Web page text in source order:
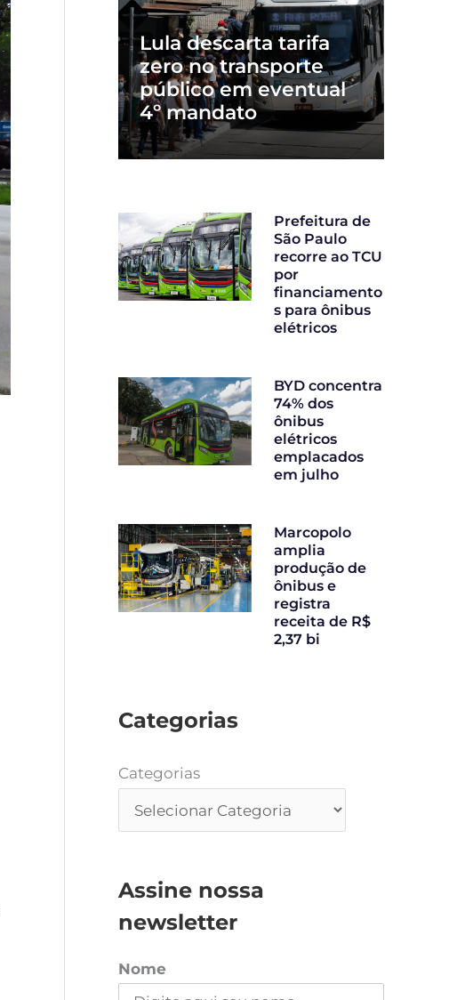
Lula descarta tarifa
zero no transporte
público em eventual
4º mandato
Prefeitura de
São Paulo
recorre ao TCU
por
financiamento
s para ônibus
elétricos
BYD concentra
74% dos
ônibus
elétricos
emplacados
em julho
Marcopolo
amplia
produção de
ônibus e
registra
receita de R$
2,37 bi
Categorias
Categorias
Assine nossa
newsletter
Nome